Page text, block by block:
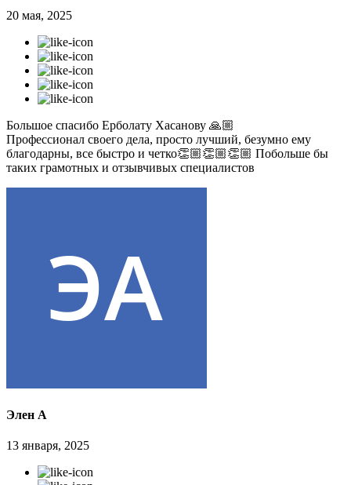
20 мая, 2025
Большое спасибо Ерболату Хасанову 🙏🏼
Профессионал своего дела, просто лучший, безумно ему
благодарны, все быстро и четко👏🏼👏🏼👏🏼 Побольше бы
таких грамотных и отзывчивых специалистов
Элен А
13 января, 2025